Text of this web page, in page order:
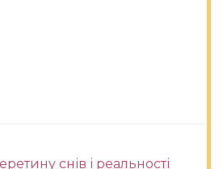
снів і реальності